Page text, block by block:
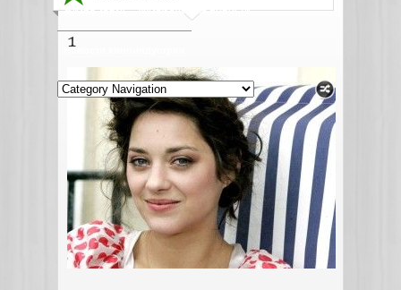
Жизнь звезд Музыкальные новости
Новости киноиндустрии
1